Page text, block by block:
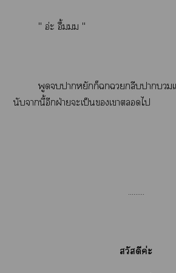
" อ่ะ อื้มมม "
พูดาหยักก็กลีบา
นับานี้อีกฝ่ายะเป็นเาไ
.........
สวัสดีค่ะ